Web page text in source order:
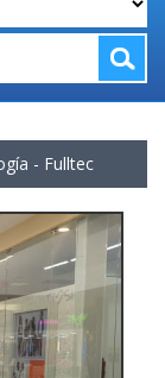
- Fulltec